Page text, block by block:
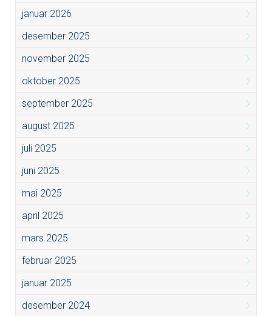
januar 2026
desember 2025
november 2025
oktober 2025
september 2025
august 2025
juli 2025
juni 2025
mai 2025
april 2025
mars 2025
februar 2025
januar 2025
desember 2024